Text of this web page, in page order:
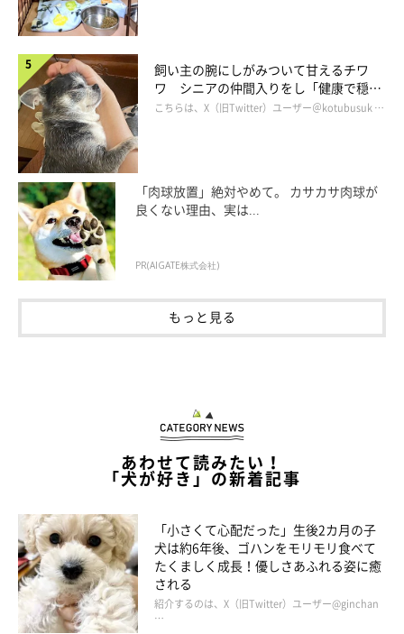
犬に噛まれたときに「痛いな！ガブっ！」なんて噛み返しちゃう
人はさすがにいないですよね？そのことから「相手に危害を与え
られても同じように仕返しをせずに、冷静に対処するのがよい」
ということを意味する言葉です。
犬は人間の最良の友達（fromアメリカ）
飼い主の腕にしがみついて甘えるチワ
ワ シニアの仲間入りをし「健康で穏や
かな暮らしが続いてほしい」と願う
こちらは、X（旧Twitter）ユーザー＠kotubusuk …
「肉球放置」絶対やめて。 カサカサ肉球が
良くない理由、実は...
PR(AIGATE株式会社)
もっと見る
あわせて読みたい！
「犬が好き」の新着記事
「小さくて心配だった」生後2カ月の子
犬は約6年後、ゴハンをモリモリ食べて
たくましく成長！優しさあふれる姿に癒
される
紹介するのは、X（旧Twitter）ユーザー@ginchan
…